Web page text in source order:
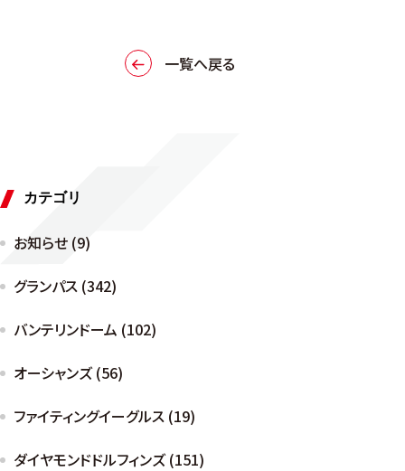
一覧へ戻る
カテゴリ
お知らせ (9)
グランパス (342)
バンテリンドーム (102)
オーシャンズ (56)
ファイティングイーグルス (19)
ダイヤモンドドルフィンズ (151)